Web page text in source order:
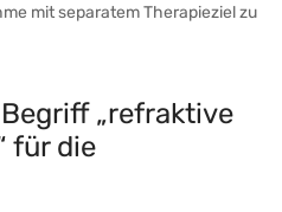
mit separatem Therapieziel zu
„refraktive
für die